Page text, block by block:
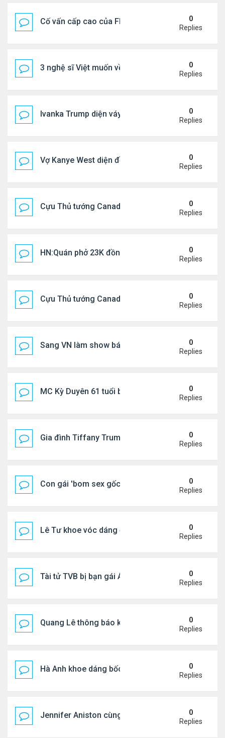
Cố vấn cấp cao của FIFA từ chức để phán đối
0
Replies
3 nghệ sĩ Việt muốn về VN nhưng số phận an bài
0
Replies
Ivanka Trump diện váy hở eo táo bạo, khoe vòng
0
Replies
Vợ Kanye West diện đồ xẻ bạo, dự tiệc ở đảo Ibiza
0
Replies
Cựu Thủ tướng Canada đắm đuối khóa môi Katy
0
Replies
HN:Quán phở 23K đồng một bát, 7 năm không
0
Replies
Cựu Thủ tướng Canada thoa kem chống nắng
0
Replies
Sang VN làm show bán vé giá "trên trời"
0
Replies
MC Kỳ Duyên 61 tuổi bị soi nhan sắc khi 0
Replies
Gia đình Tiffany Trump đi nghỉ ở Spain
0
Replies
Con gái 'bom sex gốc Việt' đón tuổi 18
0
Replies
Lê Tư khoe vóc dáng ở châu Âu
0
Replies
Tài tử TVB bị bạn gái Á hậu phản bội giờ ra sao?
0
Replies
Quang Lê thông báo khẩn cấp
0
Replies
Hà Anh khoe dáng bốc lửa của ở Maldives
0
Replies
Jennifer Aniston cùng bạn trai nghỉ dưỡng trên du
0
Replies